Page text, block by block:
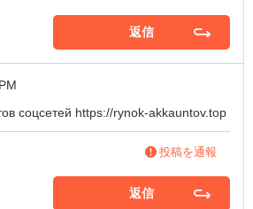
返信
соцсетей https://rynok-akkauntov.top
投稿を通報
返信